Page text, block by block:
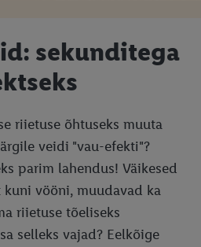
sekunditega
riietuse õhtuseks muuta
veidi "vau-efekti"?
parim lahendus! Väikesed
vööni, muudavad ka
riietuse tõeliseks
selleks vajad? Eelkõige